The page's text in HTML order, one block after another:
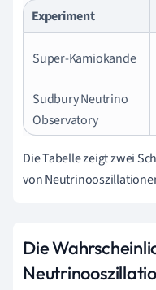
Experiment
Super-Kamiokande
Sudbury Neutrino
Observatory
Die Tabelle zeigt zwei
von
Die